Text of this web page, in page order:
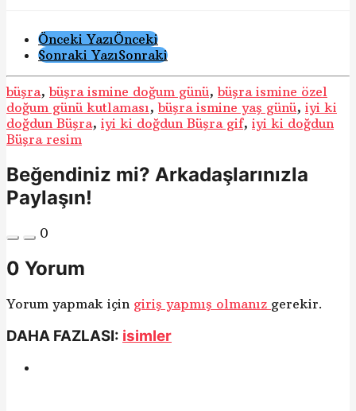
Gönderi
Sayfalama
Önceki YazıÖnceki
Sonraki YazıSonraki
büşra,büşra ismine doğum günü,büşra ismine özel
doğum günü kutlaması,büşra ismine yaş günü, iyi ki
doğdun Büşra, iyi ki doğdun Büşra gif, iyi ki doğdun
Büşra resim
Beğendiniz mi? Arkadaşlarınızla
Paylaşın!
0
0 Yorum
Yorum yapmak için giriş yapmış olmanız gerekir.
DAHA FAZLASI: isimler